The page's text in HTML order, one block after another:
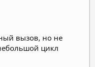
вызов, но не
цикл